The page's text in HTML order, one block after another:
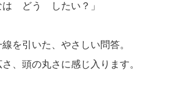
は どう したい？」
を引いた、やさしい問答。
、頭の丸さに感じ入ります。